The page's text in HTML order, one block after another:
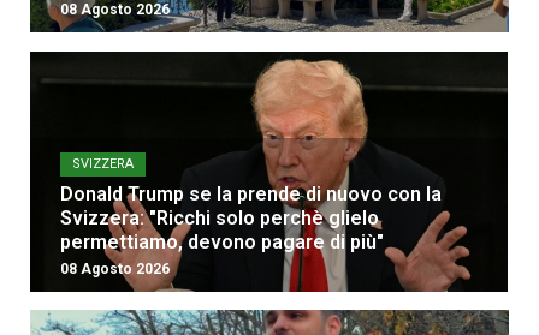
08 Agosto 2026
SVIZZERA
Donald Trump se la prende di nuovo con la
Svizzera: "Ricchi solo perchè glielo
permettiamo, devono pagare di più"
08 Agosto 2026